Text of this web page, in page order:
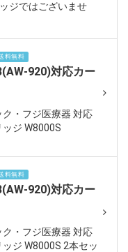
ジではございませ
料無料
920)対応カー
ク・フジ医療器 対応
ジ W8000S
料無料
920)対応カー
ク・フジ医療器 対応
ジ W8000S 2本セッ